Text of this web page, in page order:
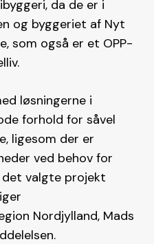
da de er i
og byggeriet af Nyt
som også er et OPP-
løsningerne i
forhold for såvel
ligesom der er
ved behov for
det valgte projekt
Nordjylland, Mads